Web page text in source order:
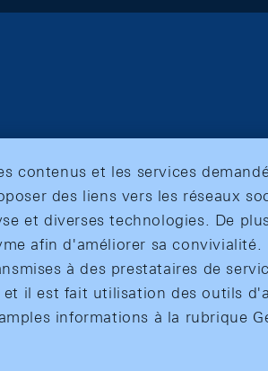
contenus et les services
des liens vers les réseaux
et diverses technologies. De
afin d'améliorer sa convivialité.
à des prestataires de
il est fait utilisation des outils
informations à la rubrique